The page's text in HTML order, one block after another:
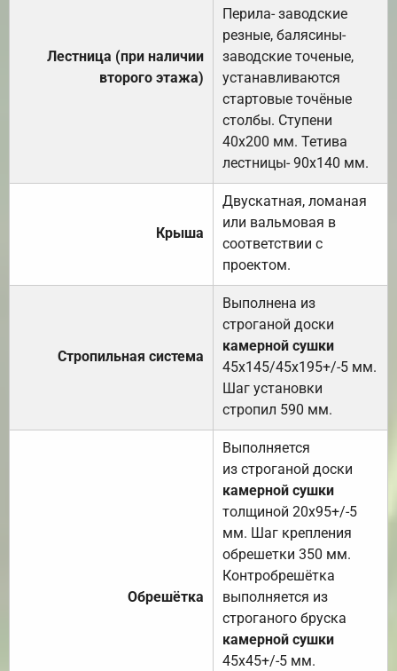
Лестница (при наличии
второго этажа)
Перила- заводские
резные, балясины-
заводские точеные,
устанавливаются
стартовые точёные
столбы. Ступени
40х200 мм. Тетива
лестницы- 90х140 мм.
Крыша
Двускатная, ломаная
или вальмовая в
соответствии с
проектом.
Стропильная система
Выполнена из
строганой доски
камерной сушки
45х145/45х195+/-5 мм.
Шаг установки
стропил 590 мм.
Обрешётка
Выполняется
из строганой доски
камерной сушки
толщиной 20х95+/-5
мм. Шаг крепления
обрешетки 350 мм.
Контробрешётка
выполняется из
строганого бруска
камерной сушки
45х45+/-5 мм.